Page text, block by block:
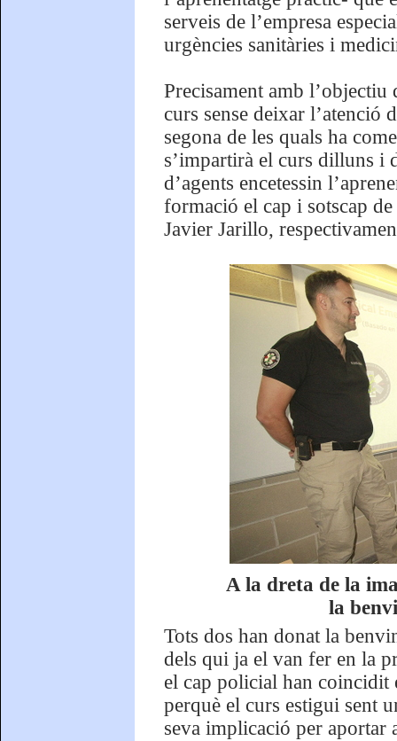
serveis de l’empresa
urgències sanitàries i
Precisament amb
curs sense deixar l’atenció
segona de les quals ha
s’impartirà el curs dilluns i
d’agents encetessin
formació el cap i sotscap
Javier Jarillo,
A la dreta de la
la
Tots dos han donat la
dels qui ja el van fer en la
el cap policial han coincidit
perquè el curs estigui sent
seva implicació per aportar